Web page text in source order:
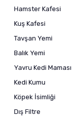
Hamster Kafesi
Kuş Kafesi
Tavşan Yemi
Balık Yemi
Yavru Kedi Maması
Kedi Kumu
Köpek İsimliği
Dış Filtre